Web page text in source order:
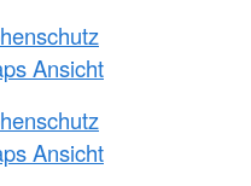
Ansicht
Ansicht